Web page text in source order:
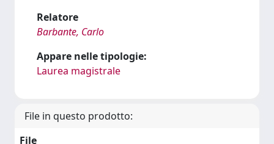
Relatore
Barbante, Carlo
Appare nelle tipologie:
Laurea magistrale
File in questo prodotto:
File